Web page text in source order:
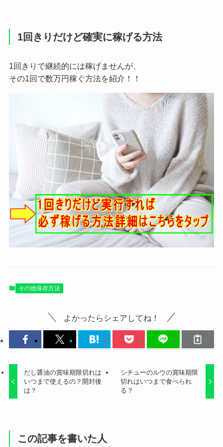
1回きりだけど確実に稼げる方法
1回きりで継続的には稼げませんが、
その1回で数万円稼ぐ方法を紹介！！
その他保存方法
よかったらシェアしてね！
だし醤油の賞味期限切れは
いつまで使えるの？開封後
は？
シチューのルウの賞味期限
切れはいつまで食べられ
る？
この記事を書いた人